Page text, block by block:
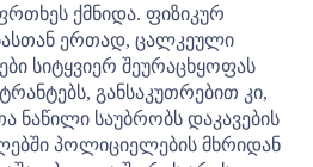
ქმნიდა. ფიზიკურ
ერთად, ცალკეული
სიტყვიერ შეურაცხყოფას
განსაკუთრებით კი,
ნაწილი საუბრობს დაკავების
პოლიციელების მხრიდან